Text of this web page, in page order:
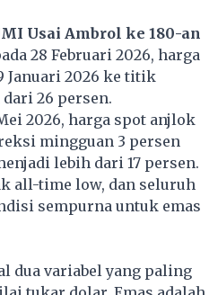
Usai Ambrol ke 180-an
28 Februari 2026, harga
Januari 2026 ke titik
26 persen.
2026, harga spot anjlok
mingguan 3 persen
lebih dari 17 persen.
all-time low, dan seluruh
sempurna untuk emas
dua variabel yang paling